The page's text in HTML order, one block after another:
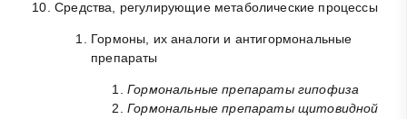
Средства, регулирующие метаболические процессы
Гормоны, их аналоги и антигормональные
препараты
Гормональные препараты гипофиза
Гормональные препараты щитовидной